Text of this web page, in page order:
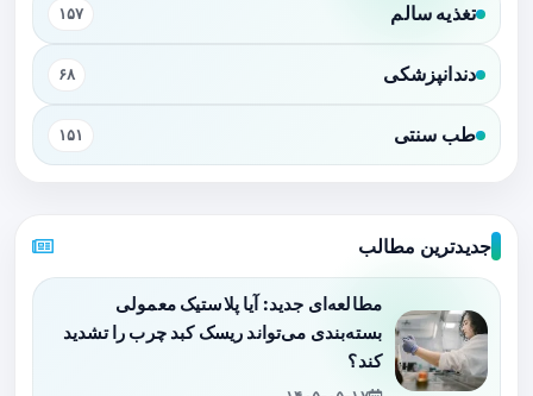
تغذیه سالم ۱۵۷
دندانپزشکی ۶۸
طب سنتی ۱۵۱
جدیدترین مطالب
مطالعه‌ای جدید: آیا پلاستیک معمولی
بسته‌بندی می‌تواند ریسک کبد چرب را تشدید
کند؟